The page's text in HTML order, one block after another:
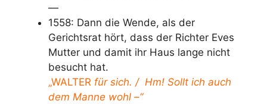
—
1558: Dann die Wende, als der
Gerichtsrat hört, dass der Richter Eves
Mutter und damit ihr Haus lange nicht
besucht hat.
„WALTER für sich. / Hm! Sollt ich auch
dem Manne wohl –“